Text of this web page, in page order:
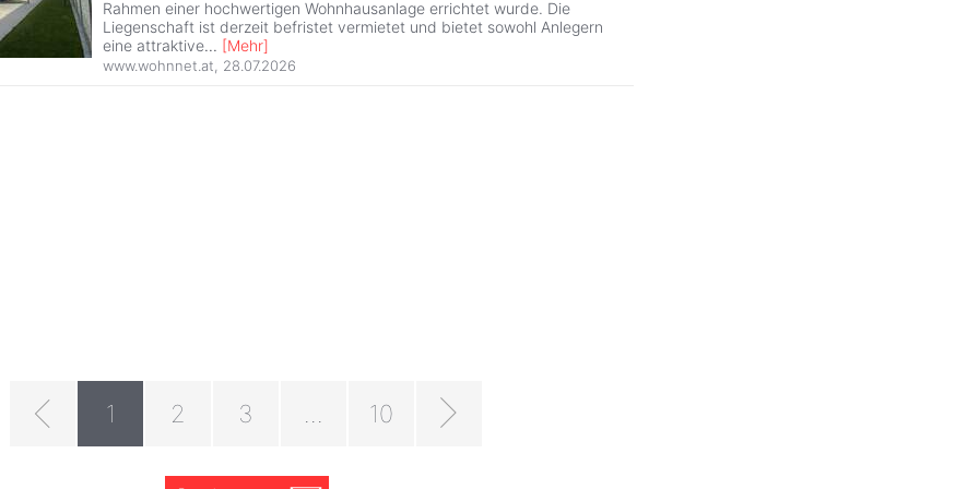
Rahmen einer hochwertigen Wohnhausanlage errichtet wurde. Die
Liegenschaft ist derzeit befristet vermietet und bietet sowohl Anlegern
eine attraktive... [Mehr]
www.wohnnet.at 28.07.2026
1 2 3 10